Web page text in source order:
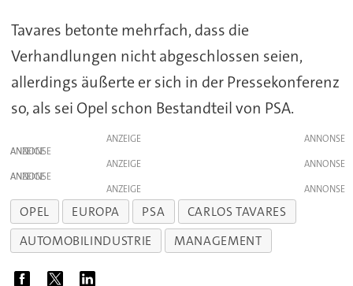
Tavares betonte mehrfach, dass die
Verhandlungen nicht abgeschlossen seien,
allerdings äußerte er sich in der Pressekonferenz
so, als sei Opel schon Bestandteil von PSA.
ANZEIGE
ANZEIGE
ANZEIGE
ANZEIGE
ANZEIGE
OPEL EUROPA PSA
CARLOS TAVARES
AUTOMOBILINDUSTRIE
MANAGEMENT